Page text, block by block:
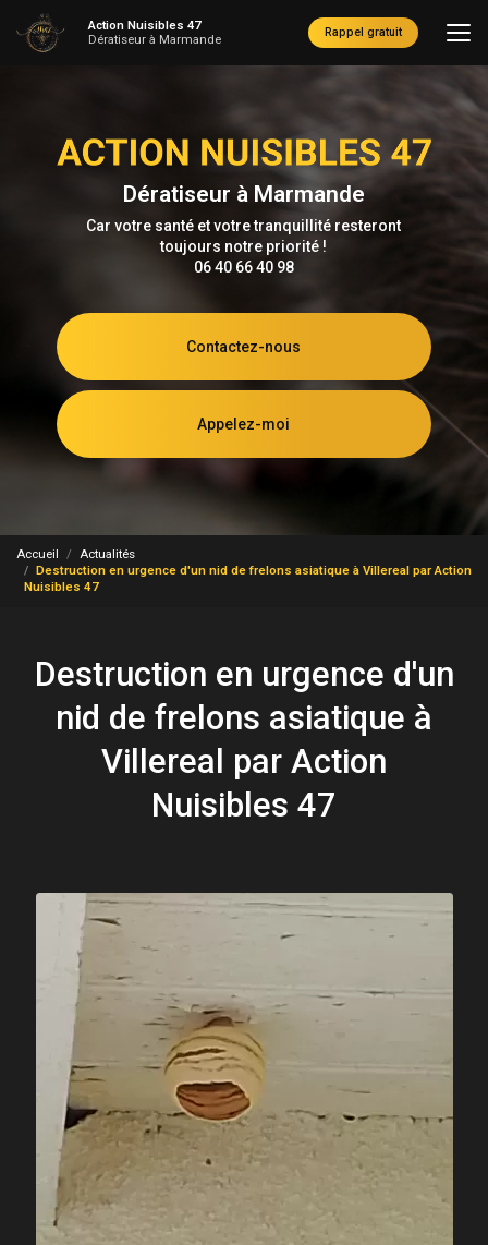
au
contenu
Action Nuisibles 47
Dératiseur à Marmande
Rappel gratuit
Dératiseur à Marmande
Car votre santé et votre tranquillité resteront
toujours notre priorité !
06 40 66 40 98
Contactez-nous
Appelez-moi
Accueil
Actualités
Destruction en urgence d'un nid de frelons asiatique à Villereal par Action
Nuisibles 47
Destruction en urgence d'un
nid de frelons asiatique à
Villereal par Action
Nuisibles 47